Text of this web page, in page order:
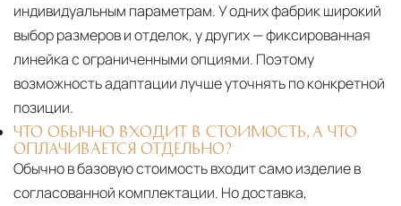
индивидуальным параметрам. У одних фабрик широкий
выбор размеров и отделок, у других — фиксированная
линейка с ограниченными опциями. Поэтому
возможность адаптации лучше уточнять по конкретной
позиции.
ЧТО ОБЫЧНО ВХОДИТ В СТОИМОСТЬ, А ЧТО
ОПЛАЧИВАЕТСЯ ОТДЕЛЬНО?
Обычно в базовую стоимость входит само изделие в
согласованной комплектации. Но доставка,